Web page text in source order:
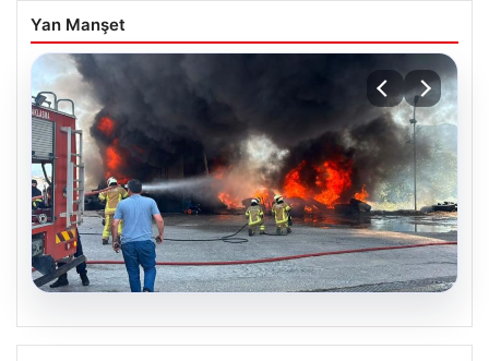
Yan Manşet
06.08.2026
Dumanlar ilçeyi kapladı: Bursa’da